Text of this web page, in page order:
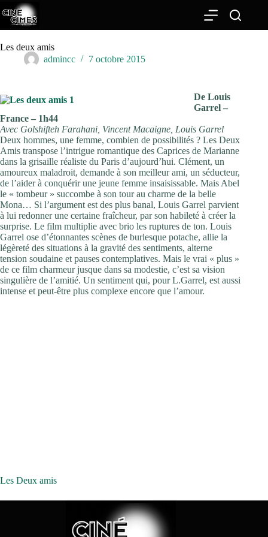
Passer
au
contenu
Les deux amis
admincc
7 octobre 2015
De Louis
Garrel –
France – 1h44
Avec Golshifteh Farahani, Vincent Macaigne, Louis Garrel
Deux hommes, une femme, combien de possibilités ? Les Deux
Amis transpose l’intrigue romantique des Caprices de Marianne
dans la grisaille réaliste du Paris d’aujourd’hui. Clément, un
amoureux maladroit, demande à son meilleur ami, un séducteur,
de l’aider à conquérir une jeune femme insaisissable. Mais Abel
le « tombeur » succombe à son tour au charme de la belle
Mona… Si l’argument est des plus banal, Louis Garrel parvient
à lui redonner une certaine fraîcheur, par son habileté à créer la
surprise. Le film multiplie avec brio les ruptures de ton. Louis
Garrel ose d’étonnantes scènes de burlesque potache, allie la
légèreté des situations à la gravité des sentiments, alterne
tension soudaine et pauses contemplatives. Mais le vrai « plus »
de ce film charmeur jusque dans sa modestie, c’est sa vision
singulière de l’amitié. Un sentiment qui, pour L.Garrel, est aussi
intense et peut-être plus complexe encore que l’amour.
Les Deux amis